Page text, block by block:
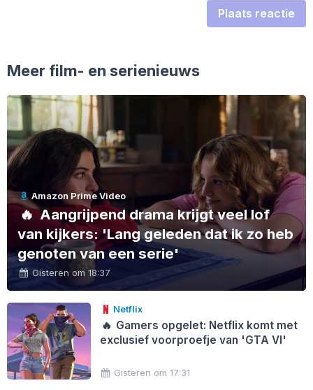
Plaats reactie
Meer film- en serienieuws
Amazon Prime Video
🔥Aangrijpend drama krijgt veel lof
van kijkers: 'Lang geleden dat ik zo heb
genoten van een serie'
Gisteren om 18:37
Netflix
🔥 Gamers opgelet: Netflix komt met
exclusief voorproefje van 'GTA VI'
Gisteren om 17:31